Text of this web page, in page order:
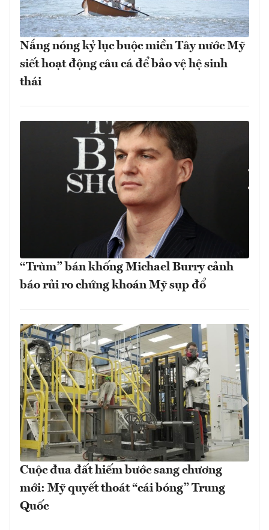
Nắng nóng kỷ lục buộc miền Tây nước Mỹ
siết hoạt động câu cá để bảo vệ hệ sinh
thái
“Trùm” bán khống Michael Burry cảnh
báo rủi ro chứng khoán Mỹ sụp đổ
Cuộc đua đất hiếm bước sang chương
mới: Mỹ quyết thoát “cái bóng” Trung
Quốc